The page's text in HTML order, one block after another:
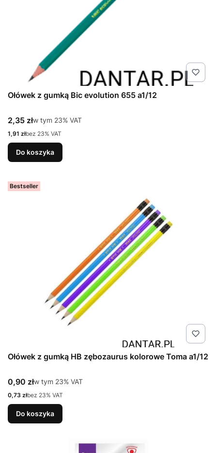
Ołówek z gumką Bic evolution 655 a1/12
Cena brutto
2,35 złw tym %s VAT
w tym 23% VAT
Cena netto
1,91 złbez 23% VAT
Do koszyka
Bestseller
Ołówek z gumką HB zębozaurus kolorowe Toma a1/12
Cena brutto
0,90 złw tym %s VAT
w tym 23% VAT
Cena netto
0,73 złbez 23% VAT
Do koszyka